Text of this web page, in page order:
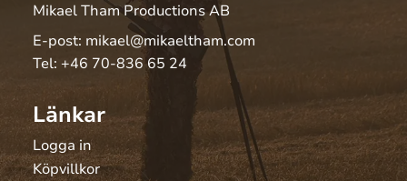
Mikael Tham Productions AB
E-post: mikael@mikaeltham.com
Tel: +46 70-836 65 24
Länkar
Logga in
Köpvillkor